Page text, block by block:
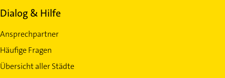
Dialog & Hilfe
Ansprechpartner
Häufige Fragen
Übersicht aller Städte